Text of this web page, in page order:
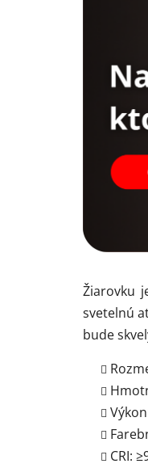
Žiarovku
svetelnú
bude
CRI: